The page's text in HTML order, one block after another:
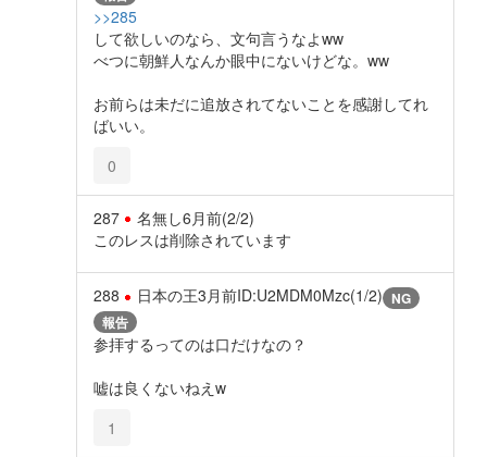
>>285
して欲しいのなら、文句言うなよww
べつに朝鮮人なんか眼中にないけどな。ww
お前らは未だに追放されてないことを感謝してれ
ばいい。
0
287 名無し6月前(2/2)
このレスは削除されています
288 日本の王3月前ID:U2MDM0Mzc(1/2) NG
報告
参拝するってのは口だけなの？
嘘は良くないねえw
1